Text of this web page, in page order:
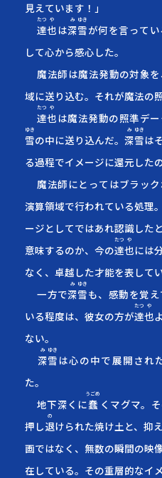
見えています！」
達
たつ
也
や
は深
み
雪
ゆき
が何を言って
して心から感心した。
魔法師は魔法発動の対象
域に送り込む。それが魔法の
達
たつ
也
や
は魔法発動の照準デ
雪
ゆき
の中に送り込んだ。 深
み
雪
ゆき
は
る過程でイメージに還元したの
魔法師にとってはブラッ
演算領域で行われている処理
ージとしてではあれ認識した
意味するのか、今の達
たつ
也
や
には
なく、卓越した才能を表して
一方で深
み
雪
ゆき
も、感動を覚
いる程度は、彼女の方が達
たつ
也
や
ない。
深
み
雪
ゆき
は心の中で展開され
た。
地下深くに蠢
うごめ
く マグマ。
押し退
の
けられた焼け土と、抑
画ではなく、無数の瞬間の映
在している。その重層的なイ